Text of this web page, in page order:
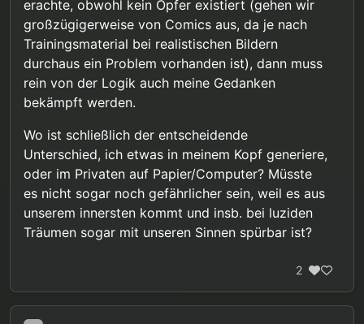
gefährdenden sexuellen Fantasien“, es soll auf die
„mögliche Stärkung einer vorhandenen sexuellen
Ansprechbarkeit für Erwachsene“ hingearbeitet
werden, und bestimmte Fantasien mit Kindern
(insbesondere inzestuöse Fantasien) gelten immer
wieder als „gewichtiger Risikofaktor“ für sexuellen
Missbrauch. Als wirklich gut oder wenigstens
nicht befunden.
erachte, obwohl kein Opfer existiert (gehen wir
großzügigerweise von Comics aus, da je nach
Trainingsmaterial bei realistischen Bildern
durchaus ein Problem vorhanden ist), dann muss
rein von der Logik auch meine Gedanken
bekämpft werden.
Wo ist schließlich der entscheidende
Unterschied, ich etwas in meinem Kopf generiere,
oder im Privaten auf Papier/Computer? Müsste
es nicht sogar noch gefährlicher sein, weil es aus
unserem innersten kommt und insb. bei luziden
Träumen sogar mit unseren Sinnen spürbar ist?
2